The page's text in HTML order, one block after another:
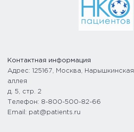
Контактная информация
Адрес: 125167, Москва, Нарышкинская
аллея
д. 5, стр. 2
Телефон: 8-800-500-82-66
Email: pat@patients.ru